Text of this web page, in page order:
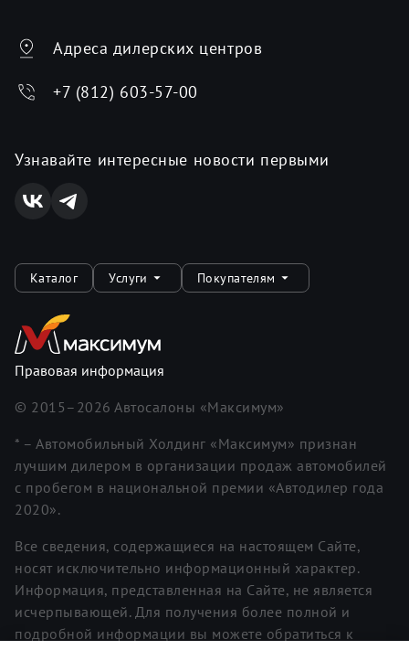
Адреса дилерских центров
+7 (812) 603-57-00
Узнавайте интересные новости первыми
Каталог Услуги Покупателям
Правовая информация
© 2015– 2026 Автосалоны «Максимум»
* – Автомобильный Холдинг «Максимум» признан
лучшим дилером в организации продаж автомобилей
с пробегом в национальной премии «Автодилер года
2020».
Все сведения, содержащиеся на настоящем Сайте,
носят исключительно информационный характер.
Информация, представленная на Сайте, не является
исчерпывающей. Для получения более полной и
подробной информации вы можете обратиться к